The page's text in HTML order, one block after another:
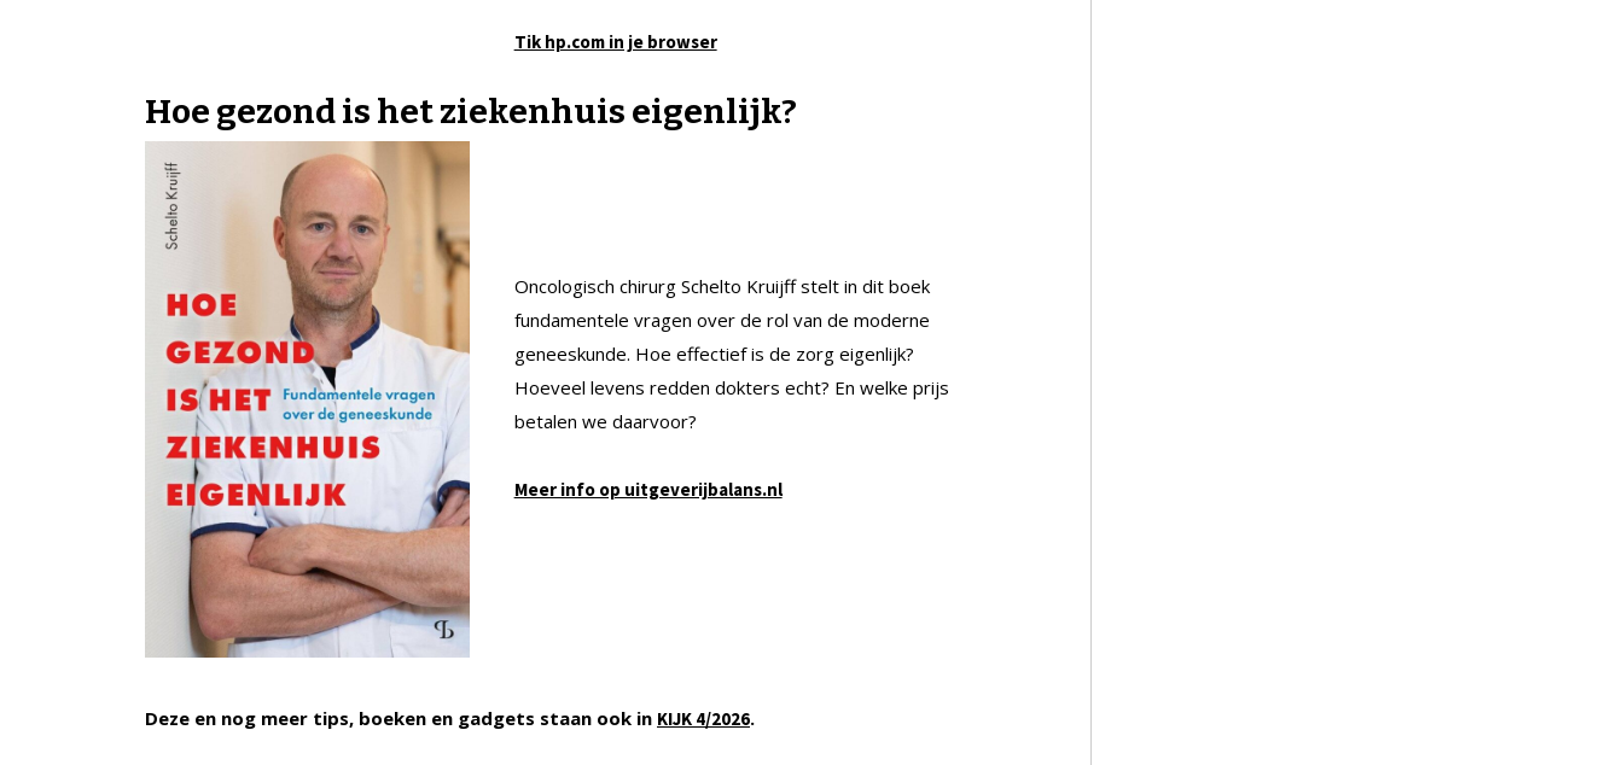
Tik hp.com in je browser
Hoe gezond is het ziekenhuis eigenlijk?
Oncologisch chirurg Schelto Kruijff stelt in dit boek
fundamentele vragen over de rol van de moderne
geneeskunde. Hoe effectief is de zorg eigenlijk?
Hoeveel levens redden dokters echt? En welke prijs
betalen we daarvoor?
Meer info op uitgeverijbalans.nl
Deze en nog meer tips, boeken en gadgets staan ook in KIJK 4/2026.